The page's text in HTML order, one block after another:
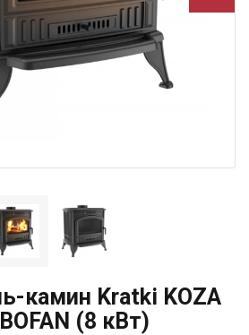
камин Kratki KOZA
(8 кВт)